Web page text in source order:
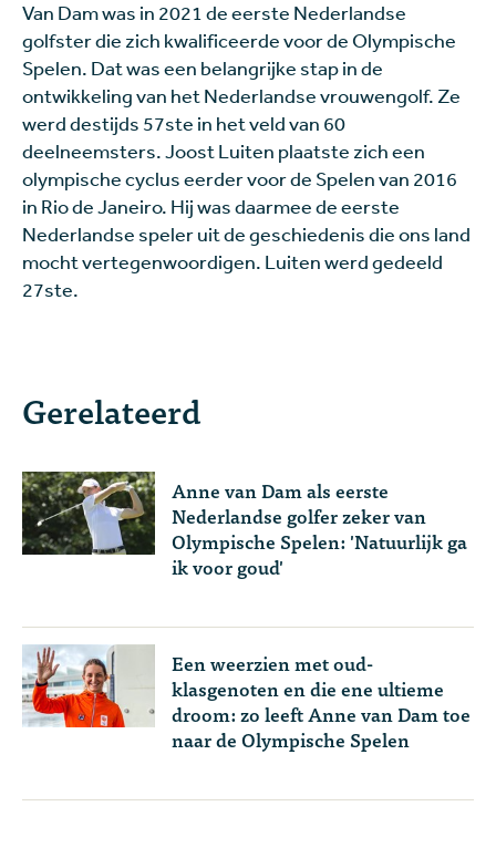
Van Dam was in 2021 de eerste Nederlandse
golfster die zich kwalificeerde voor de Olympische
Spelen. Dat was een belangrijke stap in de
ontwikkeling van het Nederlandse vrouwengolf. Ze
werd destijds 57ste in het veld van 60
deelneemsters. Joost Luiten plaatste zich een
olympische cyclus eerder voor de Spelen van 2016
in Rio de Janeiro. Hij was daarmee de eerste
Nederlandse speler uit de geschiedenis die ons land
mocht vertegenwoordigen. Luiten werd gedeeld
27ste.
Gerelateerd
Anne van Dam als eerste
Nederlandse golfer zeker van
Olympische Spelen: 'Natuurlijk ga
ik voor goud'
Een weerzien met oud-
klasgenoten en die ene ultieme
droom: zo leeft Anne van Dam toe
naar de Olympische Spelen